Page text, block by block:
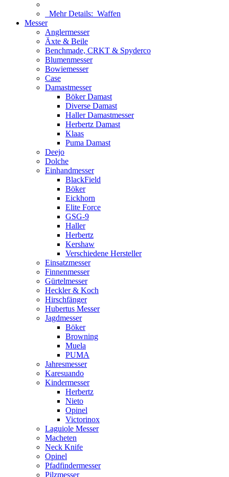
Mehr Details: Waffen
Messer
Anglermesser
Äxte & Beile
Benchmade, CRKT & Spyderco
Blumenmesser
Bowiemesser
Case
Damastmesser
Böker Damast
Diverse Damast
Haller Damastmesser
Herbertz Damast
Klaas
Puma Damast
Deejo
Dolche
Einhandmesser
BlackField
Böker
Eickhorn
Elite Force
GSG-9
Haller
Herbertz
Kershaw
Verschiedene Hersteller
Einsatzmesser
Finnenmesser
Gürtelmesser
Heckler & Koch
Hirschfänger
Hubertus Messer
Jagdmesser
Böker
Browning
Muela
PUMA
Jahresmesser
Karesuando
Kindermesser
Herbertz
Nieto
Opinel
Victorinox
Laguiole Messer
Macheten
Neck Knife
Opinel
Pfadfindermesser
Pilzmesser